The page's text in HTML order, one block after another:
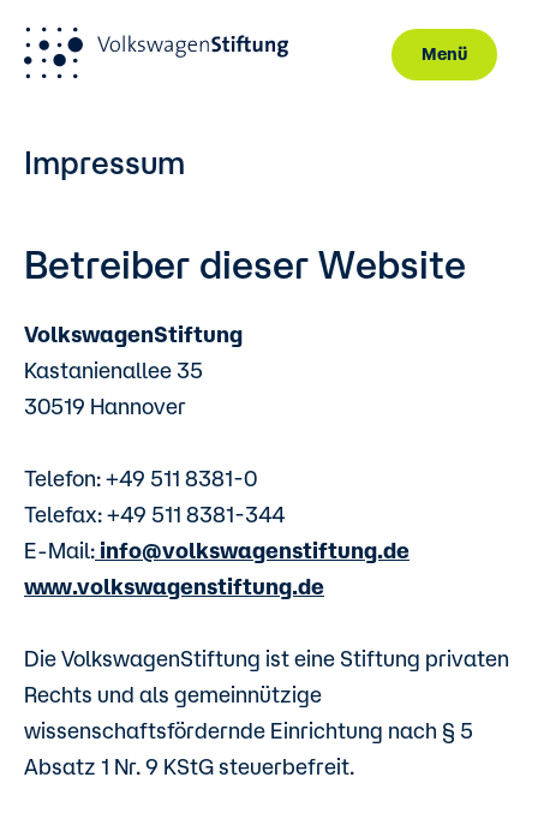
Menü
Impressum
Betreiber dieser Website
VolkswagenStiftung
Kastanienallee 35
30519 Hannover
Telefon: +49 511 8381-0
Telefax: +49 511 8381-344
E-Mail: info@volkswagenstiftung.de
www.volkswagenstiftung.de
Die VolkswagenStiftung ist eine Stiftung privaten
Rechts und als gemeinnützige
wissenschaftsfördernde Einrichtung nach § 5
Absatz 1 Nr. 9 KStG steuerbefreit.